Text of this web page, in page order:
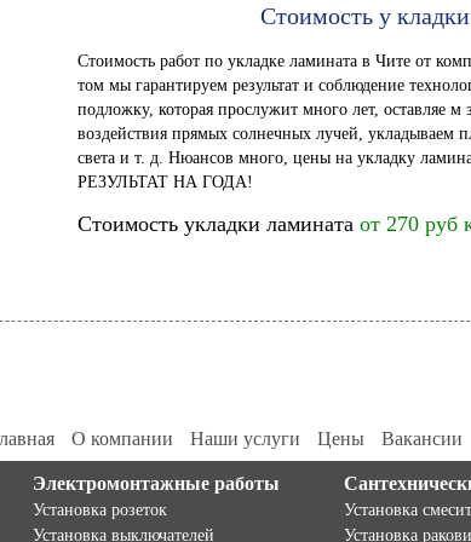
Стоимость у
Стоимость работ по укладке ламината в Чите от
том мы гарантируем результат и соблюдение
подложку, которая прослужит много лет, оставляе м
воздействия прямых солнечных лучей, укладываем
света и т. д. Нюансов много, цены на укладку
РЕЗУЛЬТАТ НА ГОДА!
Стоимость укладки ламината от 270 руб
О компании Наши услуги Цены Вакансии
Электромонтажные работы
Установка розеток
Установка выключателей
Установка
Установка